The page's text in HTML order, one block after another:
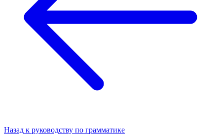
Назад к руководству по грамматике